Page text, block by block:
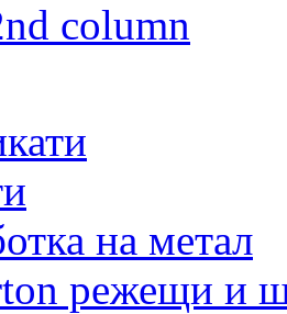
column
на метал
режещи и